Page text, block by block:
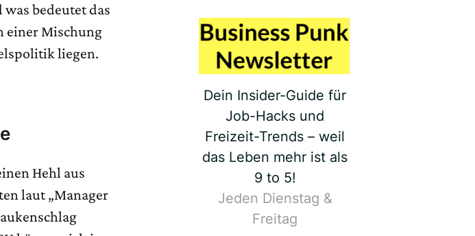
bedeutet das
einer Mischung
liegen.
Hehl aus
laut „Manager
Dein Insider-Guide für
Job-Hacks und
Freizeit-Trends – weil
das Leben mehr ist als
9 to 5!
Jeden Dienstag &
Freitag